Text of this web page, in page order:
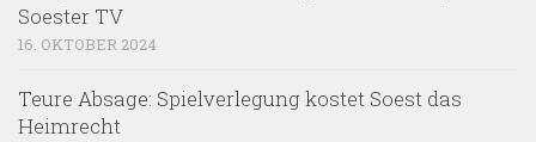
Soester TV
16. OKTOBER 2024
Teure Absage: Spielverlegung kostet Soest das
Heimrecht